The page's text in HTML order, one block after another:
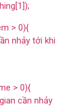
> 0){
nhảy tới khi
> 0){
cần nhảy